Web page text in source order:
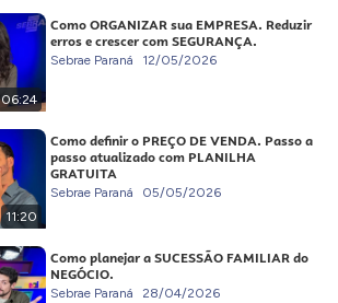
06:24
Como ORGANIZAR sua EMPRESA. Reduzir
erros e crescer com SEGURANÇA.
Sebrae Paraná 12/05/2026
11:20
Como definir o PREÇO DE VENDA. Passo a
passo atualizado com PLANILHA
GRATUITA
Sebrae Paraná 05/05/2026
Como planejar a SUCESSÃO FAMILIAR do
NEGÓCIO.
Sebrae Paraná 28/04/2026